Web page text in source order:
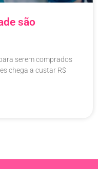
são
serem comprados
chega a custar R$